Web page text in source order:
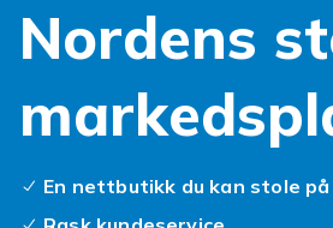
Nordens
En nettbutikk du kan stole på